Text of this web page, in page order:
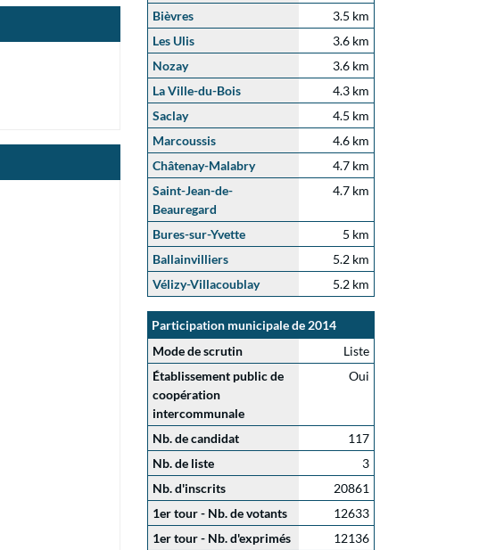
Bièvres
3.5 km
Les Ulis
3.6 km
Nozay
3.6 km
La Ville-du-Bois
4.3 km
Saclay
4.5 km
Marcoussis
4.6 km
Châtenay-Malabry
4.7 km
Saint-Jean-de-
Beauregard
4.7 km
Bures-sur-Yvette
5 km
Ballainvilliers
5.2 km
Vélizy-Villacoublay
5.2 km
Participation municipale de 2014
Mode de scrutin
Liste
Établissement public de
coopération
intercommunale
Oui
Nb. de candidat
117
Nb. de liste
3
Nb. d'inscrits
20861
1er tour - Nb. de votants
12633
1er tour - Nb. d'exprimés
12136